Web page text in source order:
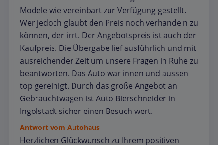
Modele wie vereinbart zur Verfügung gestellt.
Wer jedoch glaubt den Preis noch verhandeln zu
können, der irrt. Der Angebotspreis ist auch der
Kaufpreis. Die Übergabe lief ausführlich und mit
ausreichender Zeit um unsere Fragen in Ruhe zu
beantworten. Das Auto war innen und aussen
top gereinigt. Durch das große Angebot an
Gebrauchtwagen ist Auto Bierschneider in
Ingolstadt sicher einen Besuch wert.
Antwort vom Autohaus
Herzlichen Glückwunsch zu Ihrem positiven